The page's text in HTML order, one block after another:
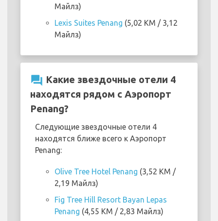
Майлз)
Lexis Suites Penang (5,02 KM / 3,12
Майлз)
question_answer Какие звездочные отели 4
находятся рядом с Аэропорт
Penang?
Следующие звездочные отели 4
находятся ближе всего к Аэропорт
Penang:
Olive Tree Hotel Penang (3,52 KM /
2,19 Майлз)
Fig Tree Hill Resort Bayan Lepas
Penang (4,55 KM / 2,83 Майлз)